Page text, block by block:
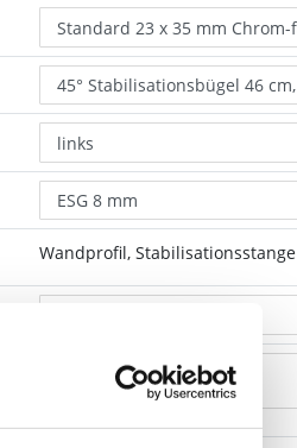
Wandprofil, Stabilisationsstange